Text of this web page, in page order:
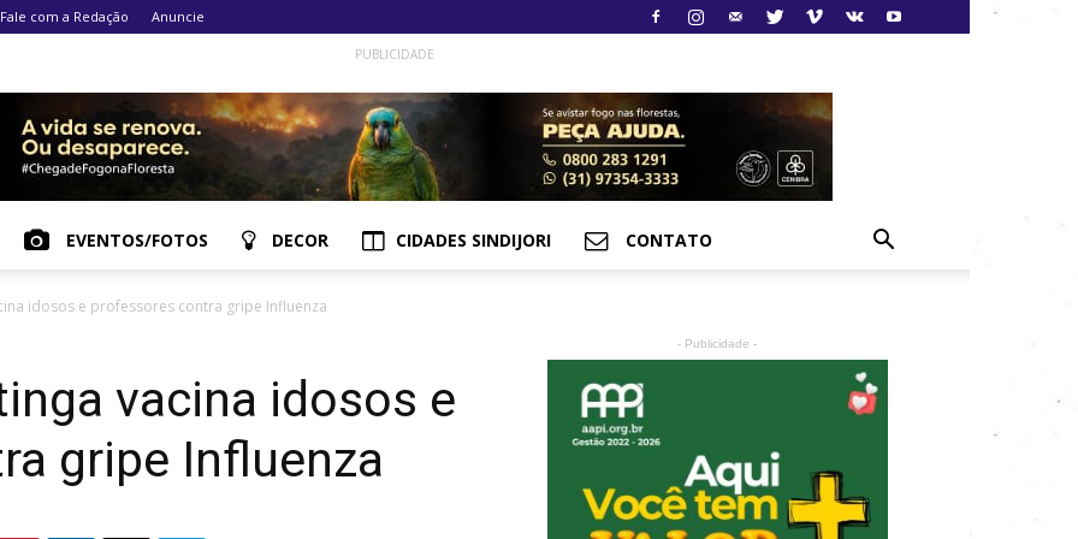
Fale com a Redação Anuncie
PUBLICIDADE
EVENTOS/FOTOS DECOR CIDADES SINDIJORI CONTATO
idosos e professores contra gripe Influenza
vacina idosos e
gripe Influenza
- Publicidade -